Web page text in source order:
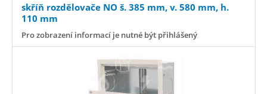
skříň rozdělovače NO š. 385 mm, v. 580 mm, h.
110 mm
Pro zobrazení informací je nutné být přihlášený